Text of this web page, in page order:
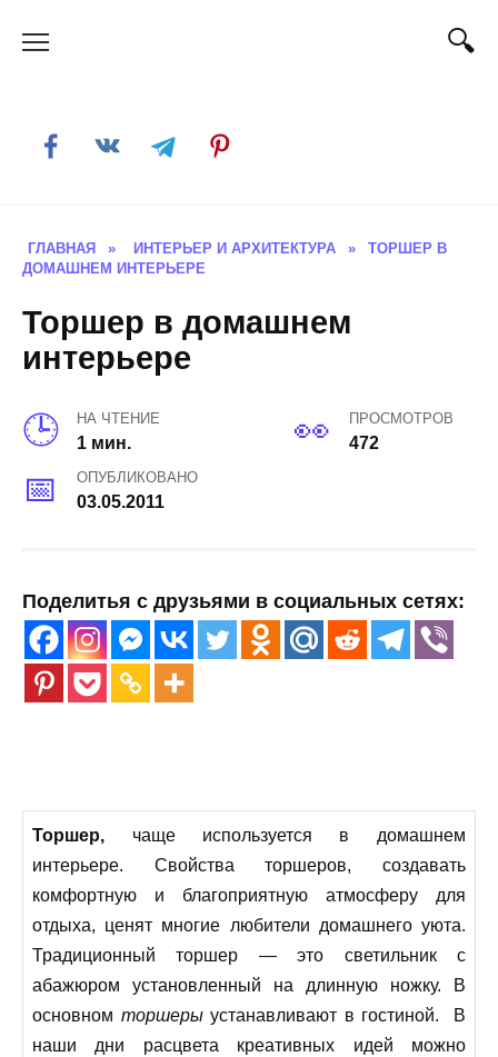
ГЛАВНАЯ » ИНТЕРЬЕР И АРХИТЕКТУРА »
ТОРШЕР В
ДОМАШНЕМ ИНТЕРЬЕРЕ
Торшер в домашнем
интерьере
НА ЧТЕНИЕ
1 мин.
ПРОСМОТРОВ
472
ОПУБЛИКОВАНО
03.05.2011
Поделитья с друзьями в социальных сетях:
Торшер, чаще используется в домашнем
интерьере. Свойства торшеров, создавать
комфортную и благоприятную атмосферу для
отдыха, ценят многие любители домашнего уюта.
Традиционный торшер — это светильник с
абажюром установленный на длинную ножку. В
основном торшерыустанавливают в гостиной. В
наши дни расцвета креативных идей можно